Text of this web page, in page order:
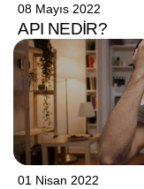
08 Mayıs 2022
API NEDIR?
01 Nisan 2022